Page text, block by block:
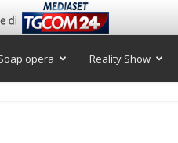
opera Reality Show